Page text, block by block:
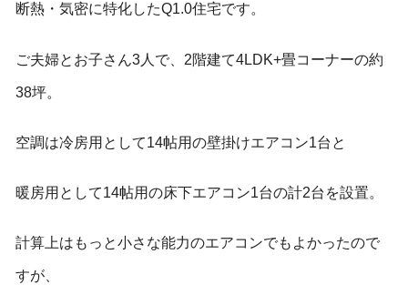
断熱・気密に特化したQ1.0住宅です。
ご夫婦とお子さん3人で、2階建て4LDK+畳コーナーの約
38坪。
空調は冷房用として14帖用の壁掛けエアコン1台と
暖房用として14帖用の床下エアコン1台の計2台を設置。
計算上はもっと小さな能力のエアコンでもよかったので
すが、